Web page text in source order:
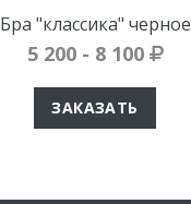
Бра "классика" черное
5 200 - 8 100
ЗАКАЗАТЬ